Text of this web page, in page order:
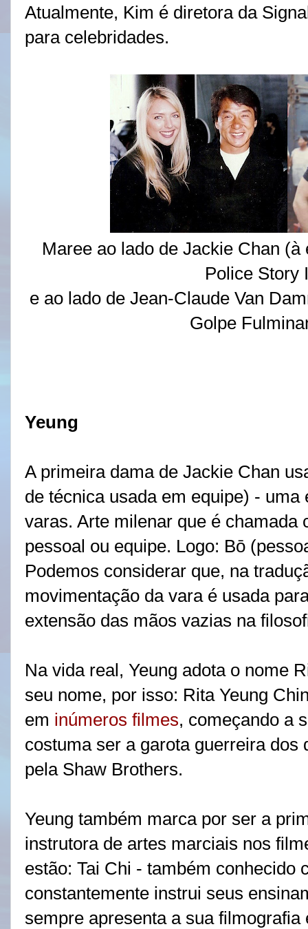
Atualmente, Kim é diretora da
para celebridades.
Maree ao lado de Jackie Chan
Police Story
e ao lado de Jean-Claude Van
Golpe
Yeung
A primeira dama de Jackie Chan
de técnica usada em equipe) -
varas. Arte milenar que é chamada
pessoal ou equipe. Logo: Bō
Podemos considerar que, na
movimentação da vara é usada
extensão das mãos vazias na
Na vida real, Yeung adota o nome
seu nome, por isso: Rita Yeung
em inúmeros filmes, começando a
costuma ser a garota guerreira dos
pela Shaw Brothers.
Yeung também marca por ser a
instrutora de artes marciais nos
estão: Tai Chi - também conhecido
constantemente instrui seus
sempre apresenta a sua